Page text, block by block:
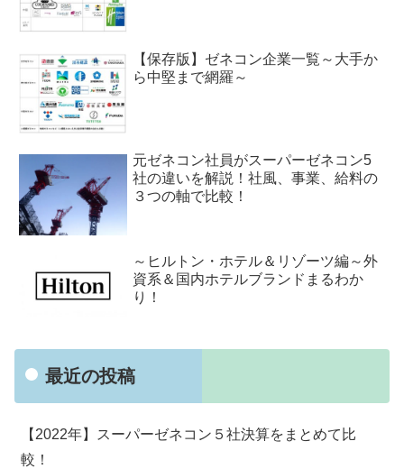
【保存版】ゼネコン企業一覧～大手か
ら中堅まで網羅～
元ゼネコン社員がスーパーゼネコン5
社の違いを解説！社風、事業、給料の
３つの軸で比較！
～ヒルトン・ホテル＆リゾーツ編～外
資系＆国内ホテルブランドまるわか
り！
最近の投稿
【2022年】スーパーゼネコン５社決算をまとめて比
較！